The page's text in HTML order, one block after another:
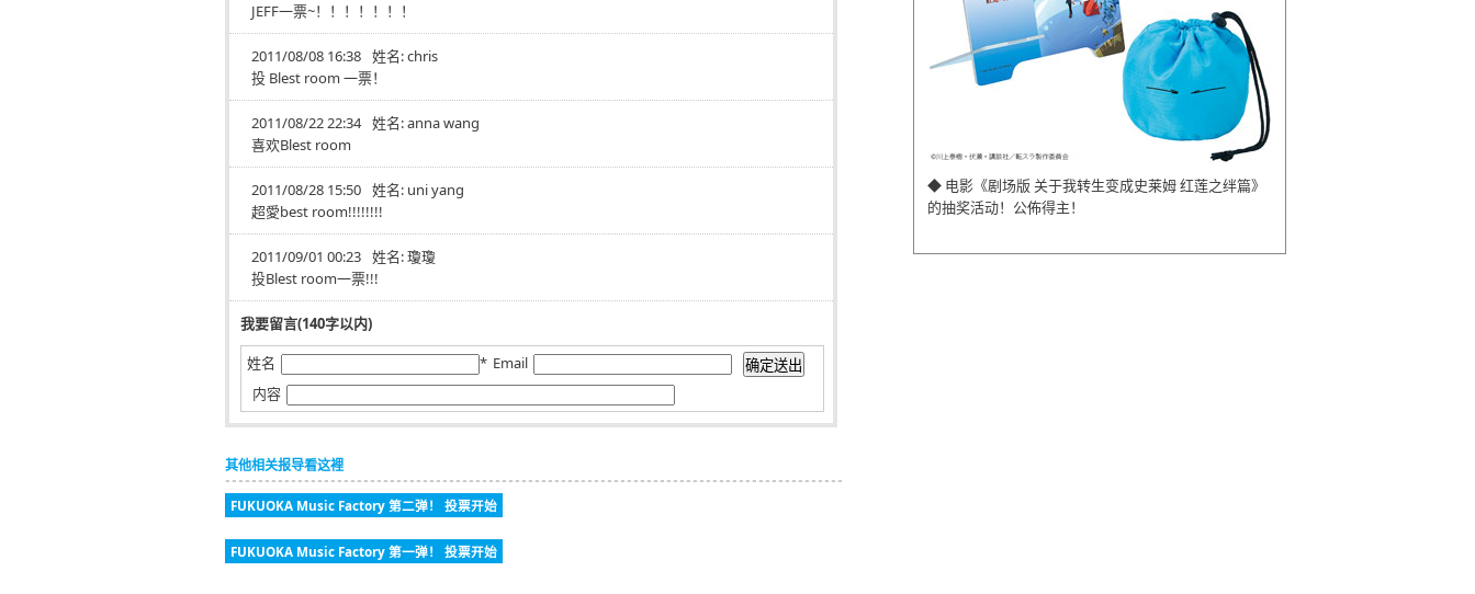
JEFF一票~！！！！！！！
2011/08/08 16:38 姓名:chris
投 Blest room 一票！
2011/08/22 22:34 姓名:anna wang
喜欢Blest room
2011/08/28 15:50 姓名: uni yang
超愛best room!!!!!!!!
2011/09/01 00:23 姓名:瓊瓊
投Blest room一票!!!
我要留言(140字以内)
姓名
* Email
内容
其他相关报导看这裡
FUKUOKA Music Factory 第二弹！ 投票开始
FUKUOKA Music Factory 第一弹！ 投票开始
◆ 电影《剧场版 关于我转生变成史莱姆 红莲之绊篇》
的抽奖活动！公佈得主！